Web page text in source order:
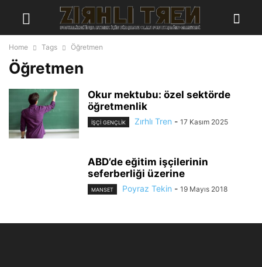
Home Tags Öğretmen
Öğretmen
Okur mektubu: özel sektörde
öğretmenlik
İŞÇI GENÇLIK Zırhlı Tren - 17 Kasım 2025
ABD’de eğitim işçilerinin
seferberliği üzerine
MANSET Poyraz Tekin - 19 Mayıs 2018